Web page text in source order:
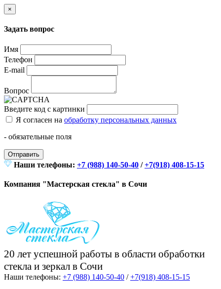
×
Задать вопрос
Имя
Телефон
E-mail
Вопрос
Введите код с картинки
Я согласен на обработку персональных данных
- обязательные поля
Отправить
Наши телефоны: +7 (988) 140-50-40 /+7(918) 408-15-15
Компания "Мастерская стекла" в Сочи
20 лет успешной работы в области обработки
стекла и зеркал в Сочи
Наши телефоны: +7 (988) 140-50-40 /+7(918) 408-15-15